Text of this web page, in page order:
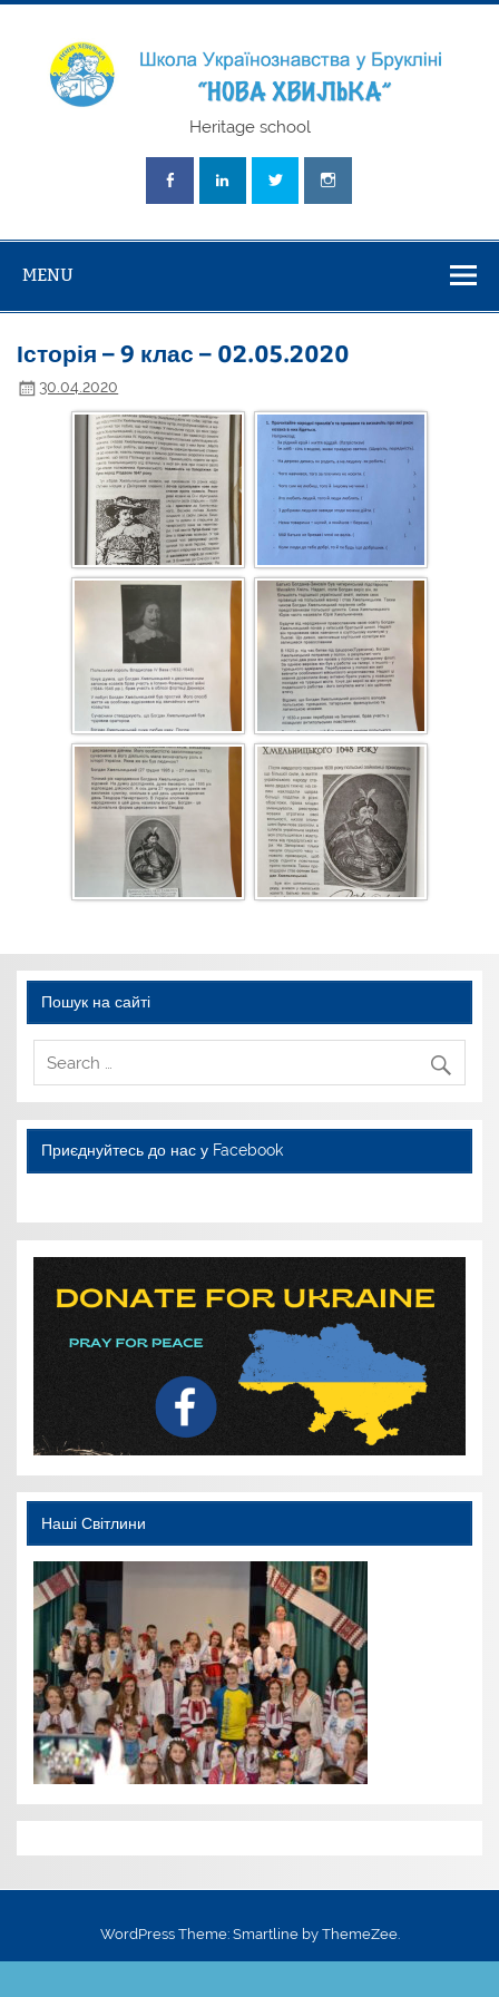
Skip
"Нова
Heritage school
MENU
Історія – 9 клас – 02.05.2020
30.04.2020
Пошук на сайті
Приєднуйтесь до нас у Facebook
Наші Світлини
WordPress Theme: Smartline by ThemeZee.